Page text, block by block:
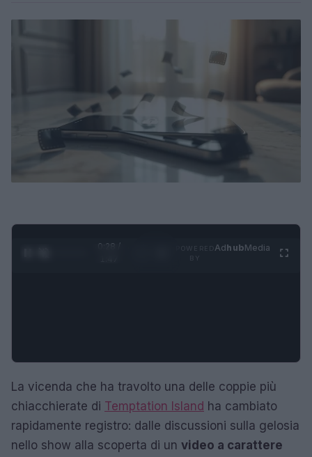
0:29 /
AdhubMedia
La vicenda che ha travolto una delle coppie più
chiacchierate di Temptation Island ha cambiato
rapidamente registro: dalle discussioni sulla gelosia
nello show alla scoperta di un video a carattere